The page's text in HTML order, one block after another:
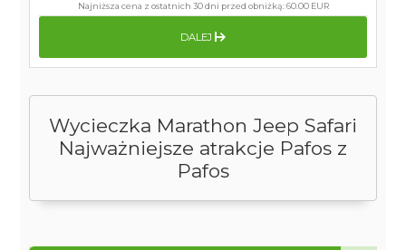
Wycieczka Marathon Jeep Safari
Najważniejsze atrakcje Pafos z
Pafos
Najniższa cena z ostatnich 30 dni przed obniżką:60.00 EUR
DALEJ